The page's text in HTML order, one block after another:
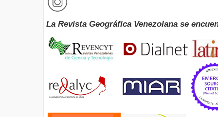
La Revista Geográfica Venezolana se